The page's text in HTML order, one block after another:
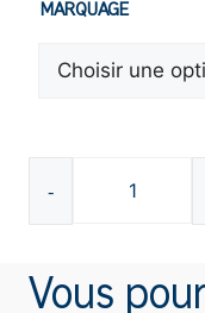
MARQUAGE
-
quantité
de
clés
Vous